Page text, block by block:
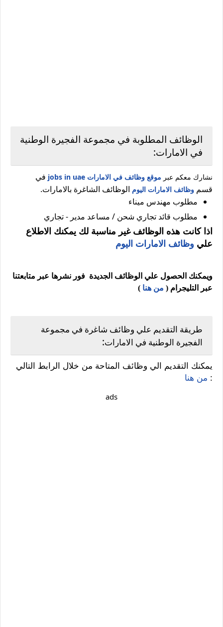
الوظائف المطلوبة في مجموعة الفجيرة الوطنية
في الامارات:
نشارك معكم عبر موقع وظائف في الامارات jobs in uae
في
قسم وظائف الامارات اليوم الوظائف الشاغرة بالامارات.
مطلوب مهندس ميناء
مطلوب قائد تجاري شحن / مساعد مدير - تجاري
اذا كانت هذه الوظائف غير مناسبة لك يمكنك الاطلاع
علي وظائف الامارات اليوم
ويمكنك الحصول علي الوظائف الجديدة فور نشرها عبر متابعتنا
عبر التليجرام ( من هنا )
طريقة التقديم علي وظائف شاغرة في مجموعة
الفجيرة الوطنية في الامارات:
يمكنك التقديم الي وظائف المتاحة من خلال الرابط التالي
: من هنا
ads